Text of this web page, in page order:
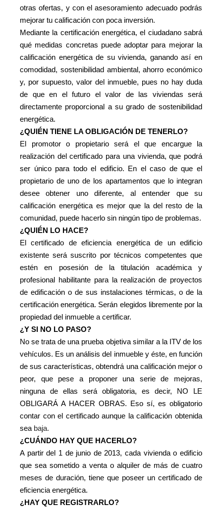
otras ofertas, y con el asesoramiento adecuado podrás
mejorar tu calificación con poca inversión.
Mediante la certificación energética, el ciudadano sabrá
qué medidas concretas puede adoptar para mejorar la
calificación energética de su vivienda, ganando así en
comodidad, sostenibilidad ambiental, ahorro económico
y, por supuesto, valor del inmueble, pues no hay duda
de que en el futuro el valor de las viviendas será
directamente proporcional a su grado de sostenibilidad
energética.
¿QUIÉN TIENE LA OBLIGACIÓN DE TENERLO?
El promotor o propietario será el que encargue la
realización del certificado para una vivienda, que podrá
ser único para todo el edificio. En el caso de que el
propietario de uno de los apartamentos que lo integran
desee obtener uno diferente, al entender que su
calificación energética es mejor que la del resto de la
comunidad, puede hacerlo sin ningún tipo de problemas.
¿QUIÉN LO HACE?
El certificado de eficiencia energética de un edificio
existente será suscrito por técnicos competentes que
estén en posesión de la titulación académica y
profesional habilitante para la realización de proyectos
de edificación o de sus instalaciones térmicas, o de la
certificación energética. Serán elegidos libremente por la
propiedad del inmueble a certificar.
¿Y SI NO LO PASO?
No se trata de una prueba objetiva similar a la ITV de los
vehículos. Es un análisis del inmueble y éste, en función
de sus características, obtendrá una calificación mejor o
peor, que pese a proponer una serie de mejoras,
ninguna de ellas será obligatoria, es decir, NO LE
OBLIGARÁ A HACER OBRAS. Eso sí, es obligatorio
contar con el certificado aunque la calificación obtenida
sea baja.
¿CUÁNDO HAY QUE HACERLO?
A partir del 1 de junio de 2013, cada vivienda o edificio
que sea sometido a venta o alquiler de más de cuatro
meses de duración, tiene que poseer un certificado de
eficiencia energética.
¿HAY QUE REGISTRARLO?